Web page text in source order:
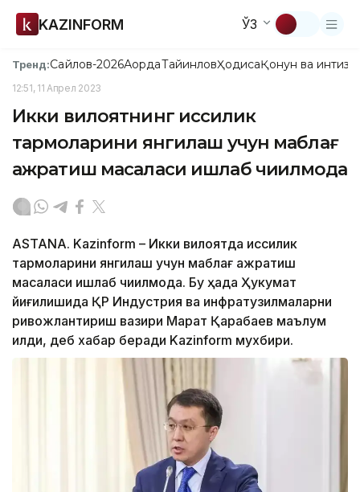
KAZINFORM ЎЗ
Тренд:Сайлов-2026АқордаТайинловҲодисаҚонун ва
12:51, 11 Апрел 2023
Икки вилоятнинг иссиқлик
тармоқларини янгилаш учун маблағ
ажратиш масаласи ишлаб чиқилмоқда
ASTANA. Kazinform – Икки вилоятда иссиқлик
тармоқларини янгилаш учун маблағ ажратиш
масаласи ишлаб чиқилмоқда. Бу ҳақда Ҳукумат
йиғилишида ҚР Индустрия ва инфратузилмаларни
ривожлантириш вазири Марат Қарабаев маълум
қилди, деб хабар беради Kazinform мухбири.